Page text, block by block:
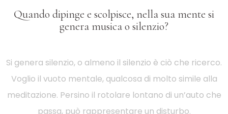
Quando dipinge e scolpisce, nella sua mente si
genera musica o silenzio?
Si genera silenzio, o almeno il silenzio è ciò che ricerco.
Voglio il vuoto mentale, qualcosa di molto simile alla
meditazione. Persino il rotolare lontano di un’auto che
passa, può rappresentare un disturbo.